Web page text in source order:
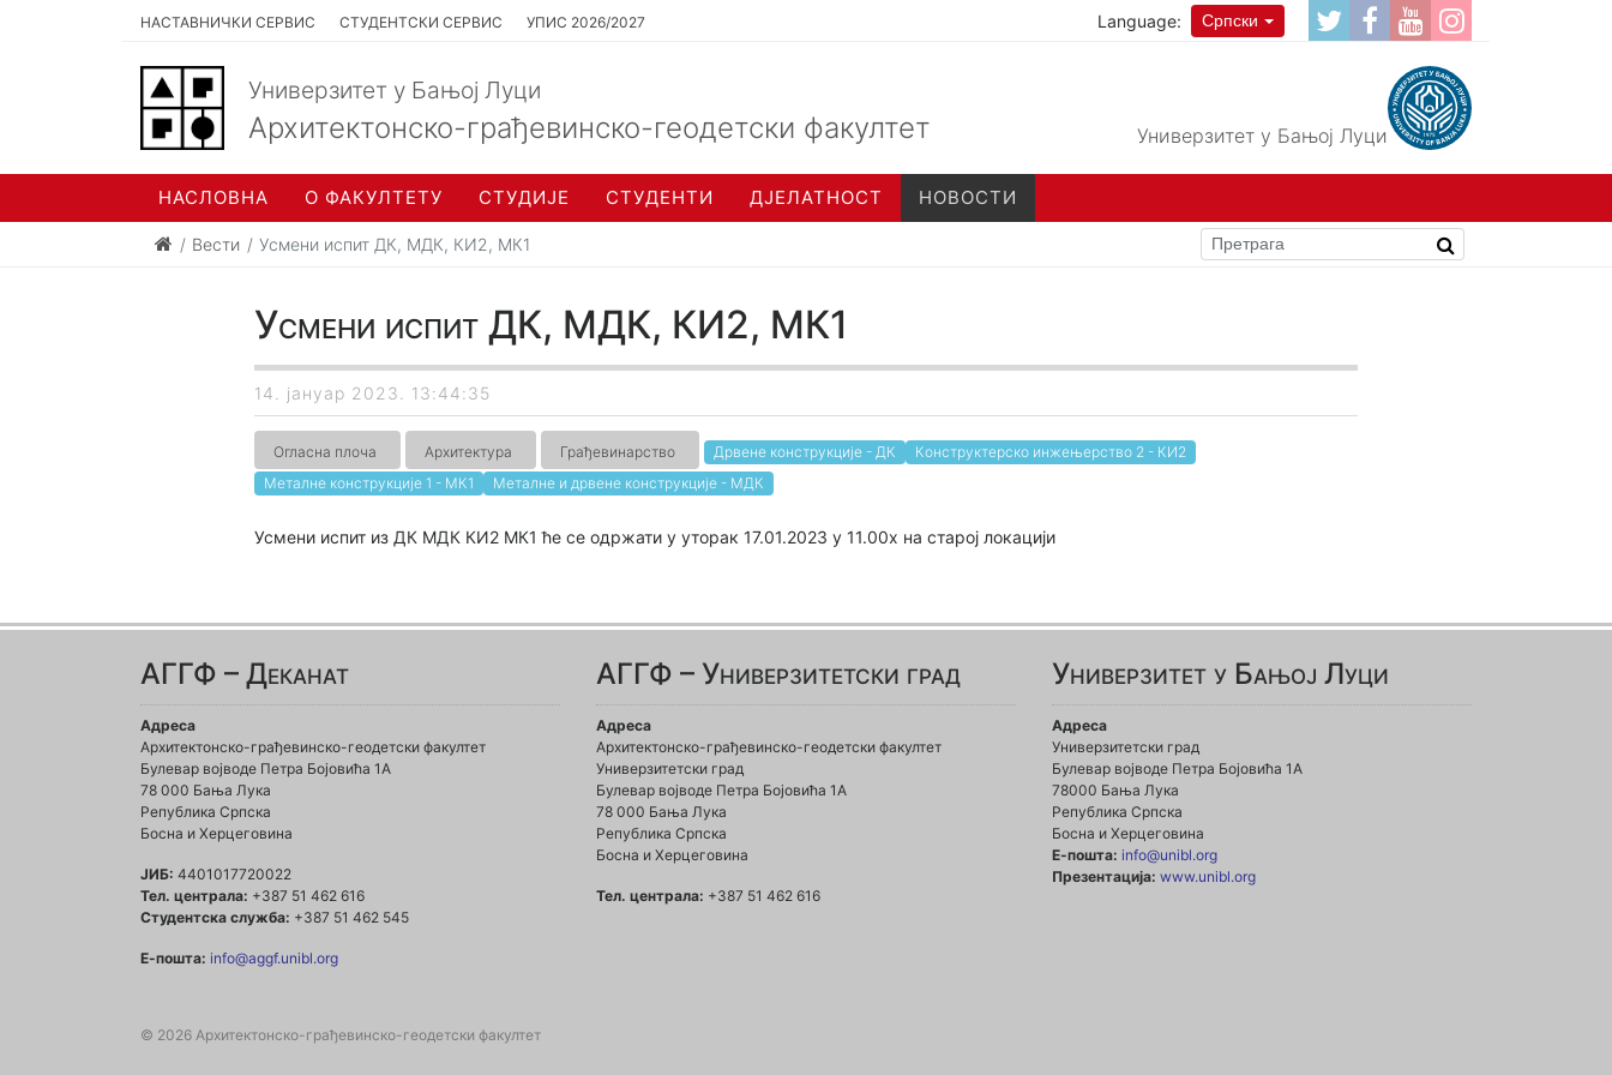
НАСТАВНИЧКИ СЕРВИС СТУДЕНТСКИ СЕРВИС УПИС 2026/2027 Language: Српски
Универзитет у Бањој Луци
Архитектонско-грађевинско-геодетски факултет Универзитет у Бањој Луци
НАСЛОВНА О ФАКУЛТЕТУ СТУДИЈЕ СТУДЕНТИ ДЈЕЛАТНОСТ НОВОСТИ
Вести Усмени испит ДК, МДК, КИ2, МК1
Усмени испит ДК, МДК, КИ2, МК1
14. јануар 2023. 13:44:35
Огласна плоча Архитектура Грађевинарство Дрвене конструкције - ДК
Конструктерско инжењерство 2 - КИ2
Металне конструкције 1 - МК1
Металне и дрвене конструкције - МДК
Усмени испит из ДК МДК КИ2 МК1 ће се одржати у уторак 17.01.2023 у 11.00х на старој локацији
АГГФ – Деканат
Адреса
Архитектонско-грађевинско-геодетски факултет
Булевар војводе Петра Бојовића 1A
78 000 Бања Лука
Република Српска
Босна и Херцеговина
ЈИБ: 4401017720022
Тел. централа: +387 51 462 616
Студентска служба: +387 51 462 545
Е-пошта: info@aggf.unibl.org
АГГФ – Универзитетски град
Адреса
Архитектонско-грађевинско-геодетски факултет
Универзитетски град
Булевар војводе Петра Бојовића 1A
78 000 Бања Лука
Република Српска
Босна и Херцеговина
Тел. централа: +387 51 462 616
Универзитет у Бањој Луци
Адреса
Универзитетски град
Булевар војводе Петра Бојовића 1А
78000 Бања Лука
Република Српска
Босна и Херцеговина
Е-пошта: info@unibl.org
Презентација: www.unibl.org
© 2026 Архитектонско-грађевинско-геодетски факултет